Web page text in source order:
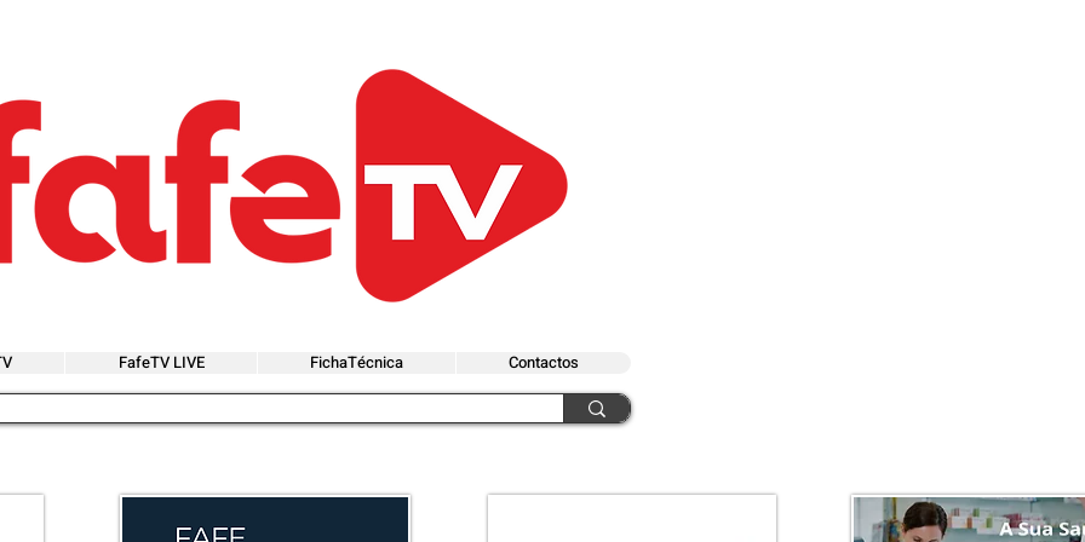
FafeTV LIVE FichaTécnica Contactos